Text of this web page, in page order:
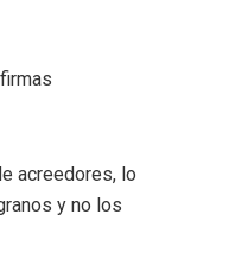
acreedores, lo
y no los